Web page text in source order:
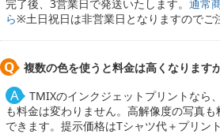
完了後、3営業日で発送いたします。 通常
ら※土日祝日は非営業日となりますのでご
複数の色を使うと料金は高くなります
TMIXのインクジェットプリントなら
も料金は変わりません。高解像度の写真
できます。提示価格はTシャツ代＋プリン